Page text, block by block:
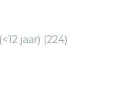
jaar) (224)